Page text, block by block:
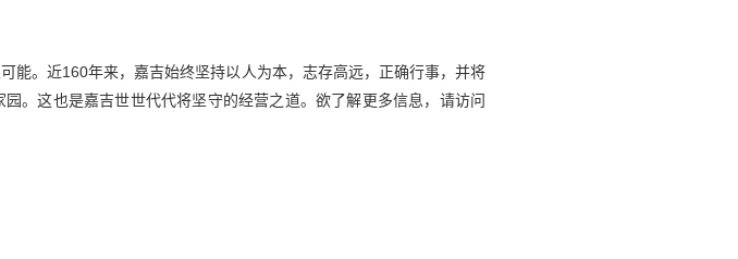
能。近160年来，嘉吉始终坚持以人为本，志存高远，正确行事，并将
。这也是嘉吉世世代代将坚守的经营之道。欲了解更多信息，请访问